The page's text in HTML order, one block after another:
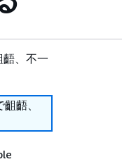
、不一
齬、